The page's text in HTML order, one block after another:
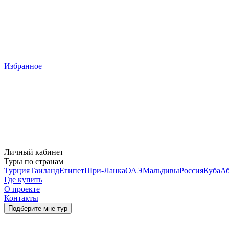
Избранное
Личный кабинет
Туры по странам
ТурцияТаиландЕгипетШри-ЛанкаОАЭМальдивыРоссияКуба
Где купить
О проекте
Контакты
Подберите мне тур